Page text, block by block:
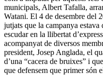
municipals, Albert Tafalla,
Watani. El 4 de desembre del
jutjats que la campanya
escudar en la llibertat
acompanyat de diversos
president, Josep Anglada, el
d’una “cacera de bruixes” i
que defensem que primer són